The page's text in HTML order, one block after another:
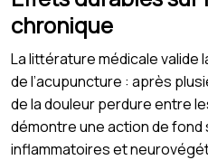
chronique
La littérature médicale valide
de l’acupuncture : après
de la douleur perdure entre
démontre une action de
inflammatoires et